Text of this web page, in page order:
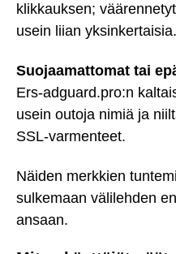
klikkauksen;
usein liian yksinkertaisia.
Suojaamattomat tai
Ers-adguard.pro:n
usein outoja nimiä ja
SSL-varmenteet.
Näiden merkkien
sulkemaan välilehden
ansaan.